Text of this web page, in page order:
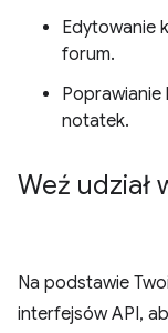
Edytowanie
forum.
Poprawianie
notatek.
Weź udział
Na podstawie
interfejsów API,